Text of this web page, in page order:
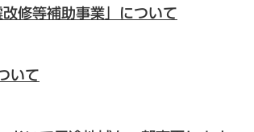
修等補助事業」について
いて